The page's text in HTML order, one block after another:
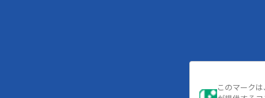
このマーク